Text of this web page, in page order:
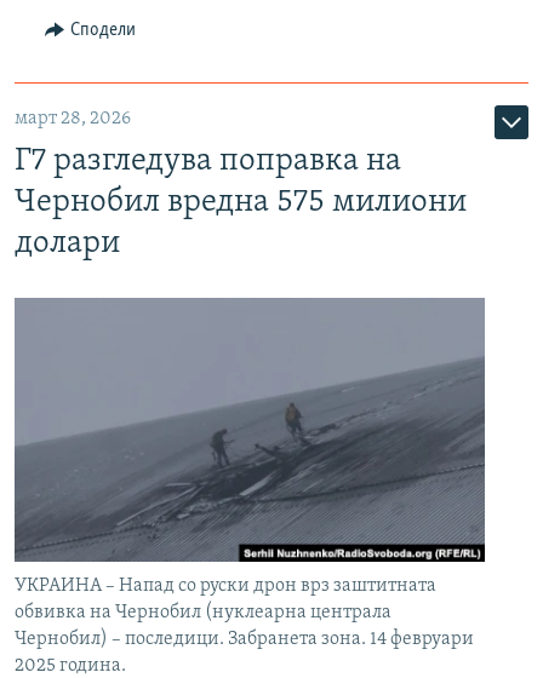
Сподели
март 28, 2026
Г7 разгледува поправка на
Чернобил вредна 575 милиони
долари
УКРАИНА – Напад со руски дрон врз заштитната
обвивка на Чернобил (нуклеарна централа
Чернобил) – последици. Забранета зона. 14 февруари
2025 година.